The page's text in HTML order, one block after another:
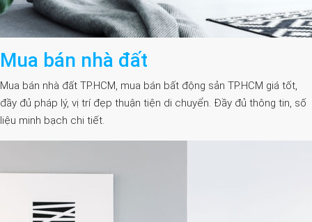
Mua bán nhà đất
Mua bán nhà đất TP.HCM, mua bán bất động sản TP.HCM giá tốt,
đầy đủ pháp lý, vị trí đẹp thuận tiện di chuyển. Đầy đủ thông tin, số
liệu minh bạch chi tiết.